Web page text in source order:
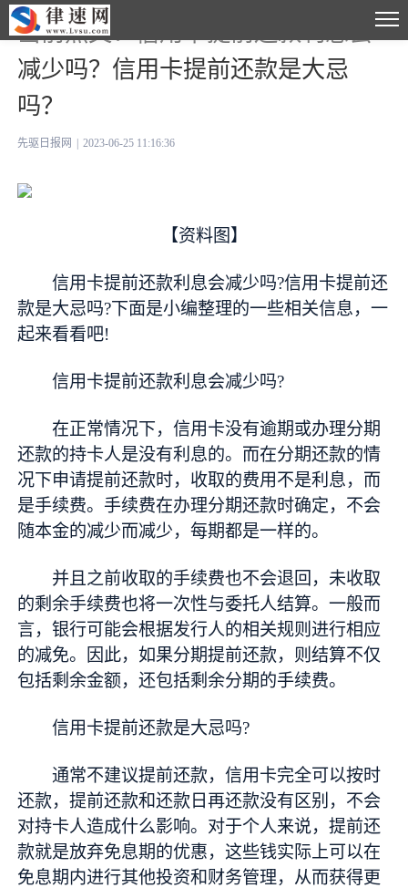
当前热文：信用卡提前还款利息会
减少吗？信用卡提前还款是大忌
吗？
先驱日报网 2023-06-25 11:16:36
【资料图】
信用卡提前还款利息会减少吗?信用卡提前还
款是大忌吗?下面是小编整理的一些相关信息，一
起来看看吧!
信用卡提前还款利息会减少吗?
在正常情况下，信用卡没有逾期或办理分期
还款的持卡人是没有利息的。而在分期还款的情
况下申请提前还款时，收取的费用不是利息，而
是手续费。手续费在办理分期还款时确定，不会
随本金的减少而减少，每期都是一样的。
并且之前收取的手续费也不会退回，未收取
的剩余手续费也将一次性与委托人结算。一般而
言，银行可能会根据发行人的相关规则进行相应
的减免。因此，如果分期提前还款，则结算不仅
包括剩余金额，还包括剩余分期的手续费。
信用卡提前还款是大忌吗?
通常不建议提前还款，信用卡完全可以按时
还款，提前还款和还款日再还款没有区别，不会
对持卡人造成什么影响。对于个人来说，提前还
款就是放弃免息期的优惠，这些钱实际上可以在
免息期内进行其他投资和财务管理，从而获得更